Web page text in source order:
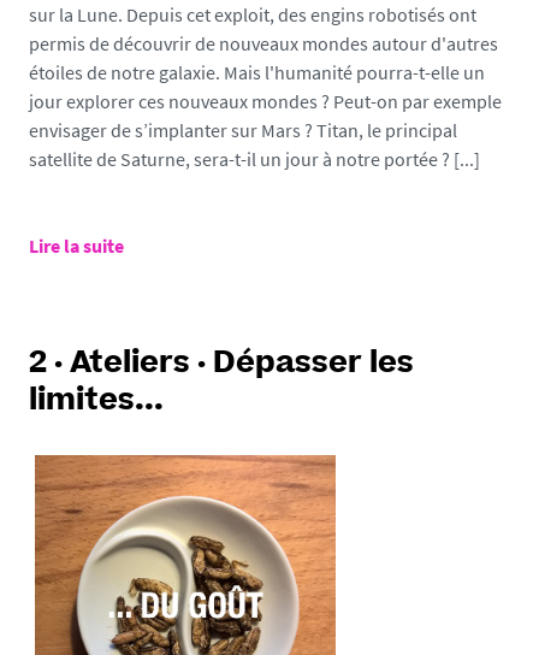
sur la Lune. Depuis cet exploit, des engins robotisés ont
permis de découvrir de nouveaux mondes autour d'autres
étoiles de notre galaxie. Mais l'humanité pourra-t-elle un
jour explorer ces nouveaux mondes ? Peut-on par exemple
envisager de s’implanter sur Mars ? Titan, le principal
satellite de Saturne, sera-t-il un jour à notre portée ? [...]
Lire la suite
2 · Ateliers · Dépasser les
limites...